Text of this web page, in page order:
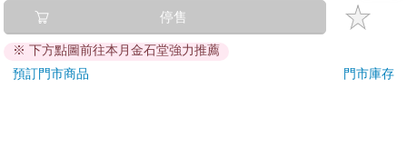
金石堂及銀行均不會請您操作ATM! 如接獲電話要求您前往
ATM提款機，請不要聽從指示，以免受騙上當！
退換貨須知：
停售
※ 下方點圖前往本月金石堂強力推薦
預訂門市商品
門市庫存